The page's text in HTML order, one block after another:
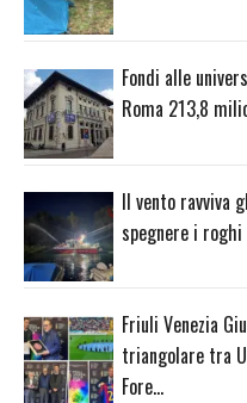
Fondi alle
Roma 213,8
Il vento ravviva
spegnere i roghi
Friuli Venezia
triangolare tra
Fore…